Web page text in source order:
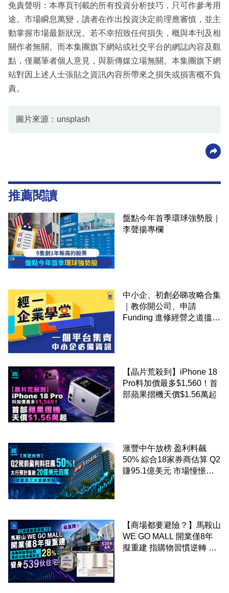
免責聲明：本專頁刊載的所有投資分析技巧，只可作參考用
途。市場瞬息萬變，讀者在作出投資決定前理應審慎，並主
動掌握市場最新狀況。若不幸招致任何損失，概與本刊及相
關作者無關。而本集團旗下網站或社交平台的網誌內容及觀
點，僅屬筆者個人意見，與新傳媒立場無關。本集團旗下網
站對因上述人士張貼之資訊內容所帶來之損失或損害概不負
責。
圖片來源：unsplash
推薦閱讀
盤點今年首季環球強勢股｜
李聲揚專欄
中小企、初創必睇攻略合集
｜教你開公司、申請
Funding 進修經營之道搵大
【晶片荒殺到】iPhone 18
Pro料加價最多$1,560！首
部蘋果摺機天價$1.56萬起
滙豐中午放榜 盈利料飆
50% 綜合18家券商估算 Q2
賺95.1億美元 市場憧憬重
【商場都要避險？】馬鞍山
WE GO MALL 開業僅8年
擬重建 指購物習慣逆轉 餐